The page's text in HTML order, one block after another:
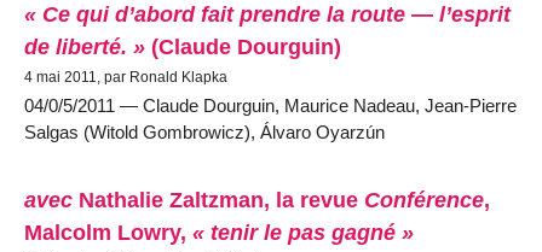
« Ce qui d’abord fait prendre la route — l’esprit
de liberté. » (Claude Dourguin)
4 mai 2011, par Ronald Klapka
04/0/5/2011 — Claude Dourguin, Maurice Nadeau, Jean-Pierre
Salgas (Witold Gombrowicz), Álvaro Oyarzún
avec Nathalie Zaltzman, la revue Conférence,
Malcolm Lowry, « tenir le pas gagné »